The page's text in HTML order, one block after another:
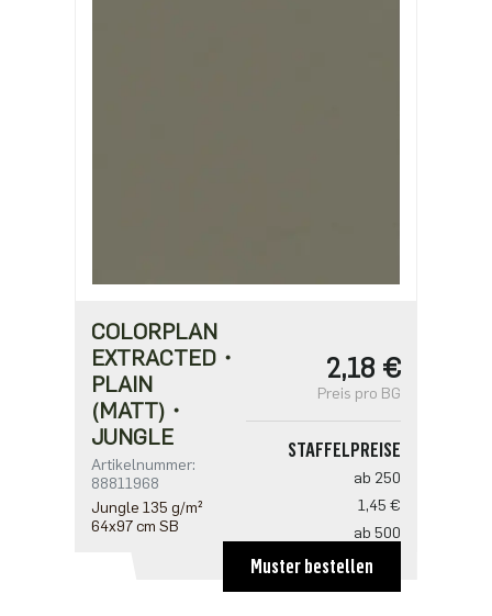
COLORPLAN
EXTRACTED・
PLAIN
(MATT)・
JUNGLE
Artikelnummer:
88811968
Jungle 135 g/m²
64x97 cm SB
2,18 €
Preis pro BG
STAFFELPREISE
ab 250
1,45 €
ab 500
1,41 €
ab 1250
Muster bestellen